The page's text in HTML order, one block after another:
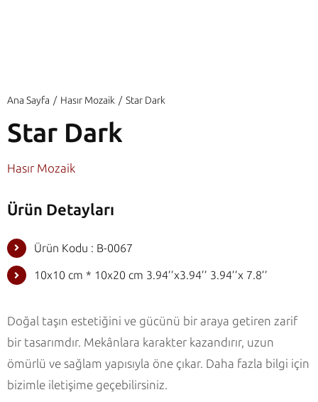
Ana Sayfa Hasır Mozaik Star Dark
Star Dark
Hasır Mozaik
Ürün Detayları
Ürün Kodu : B-0067
10x10 cm * 10x20 cm 3.94’’x3.94’’ 3.94’’x 7.8’’
Doğal taşın estetiğini ve gücünü bir araya getiren zarif
bir tasarımdır. Mekânlara karakter kazandırır, uzun
ömürlü ve sağlam yapısıyla öne çıkar. Daha fazla bilgi için
bizimle iletişime geçebilirsiniz.